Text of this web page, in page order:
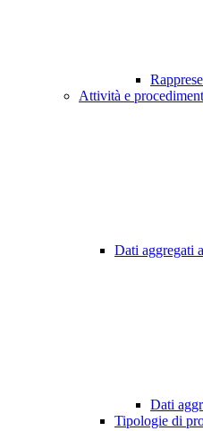
Attività e
Dati aggregati
Dati
Tipologie di